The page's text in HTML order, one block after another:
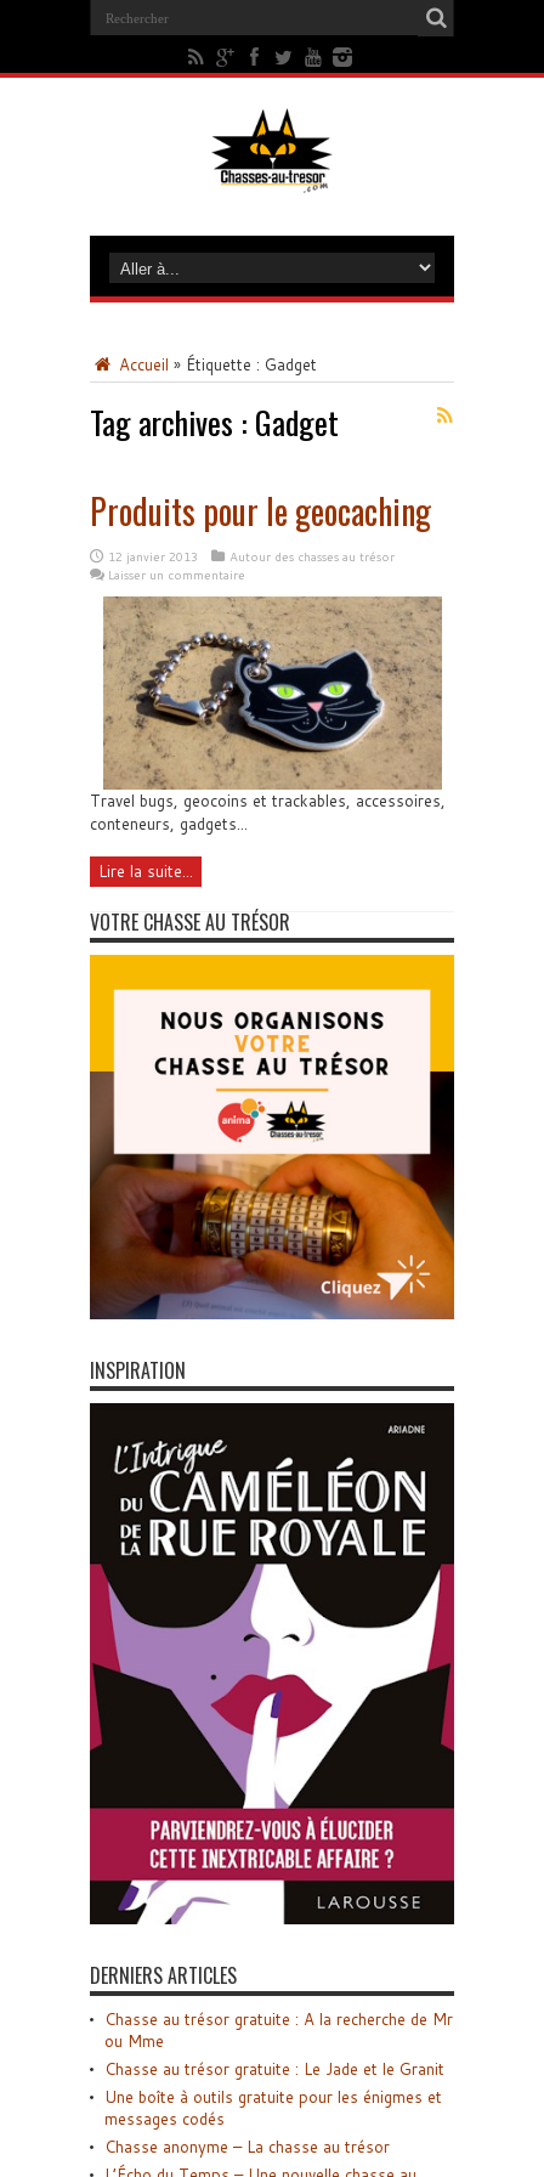
Accueil » Étiquette : Gadget
Tag archives : Gadget
Produits pour le geocaching
12 janvier 2013
Autour des chasses au trésor
Laisser un commentaire
Travel bugs, geocoins et trackables, accessoires,
conteneurs, gadgets...
Lire la suite...
VOTRE CHASSE AU TRÉSOR
INSPIRATION
DERNIERS ARTICLES
Chasse au trésor gratuite : A la recherche de Mr
ou Mme
Chasse au trésor gratuite : Le Jade et le Granit
Une boîte à outils gratuite pour les énigmes et
messages codés
Chasse anonyme – La chasse au trésor